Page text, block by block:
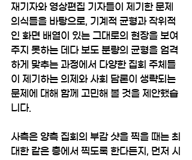
재기자와 영상편집 기자들이 제기한 문제
의식들을 바탕으로, 기계적 균형과 작위적
인 화면 배열이 있는 그대로의 현장을 보여
주지 못하는 데다 보도 분량의 균형을 엄격
하게 맞추는 과정에서 다양한 집회 주체들
이 제기하는 의제와 사회 담론이 생략되는
문제에 대해 함께 고민해 볼 것을 제안했습
니다.
사측은 양측 집회의 부감 샷을 찍을 때는 최
대한 같은 층에서 찍도록 한다든지, 먼저 시